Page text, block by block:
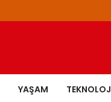
YAŞAM